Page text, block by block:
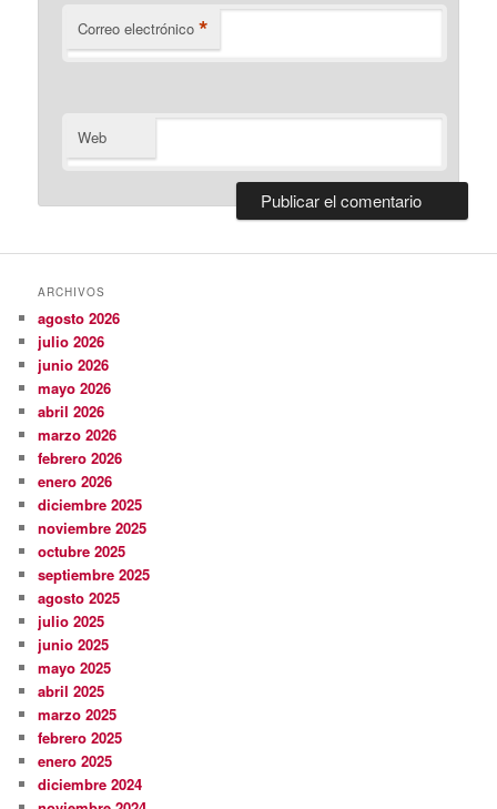
Correo electrónico *
Web
ARCHIVOS
agosto 2026
julio 2026
junio 2026
mayo 2026
abril 2026
marzo 2026
febrero 2026
enero 2026
diciembre 2025
noviembre 2025
octubre 2025
septiembre 2025
agosto 2025
julio 2025
junio 2025
mayo 2025
abril 2025
marzo 2025
febrero 2025
enero 2025
diciembre 2024